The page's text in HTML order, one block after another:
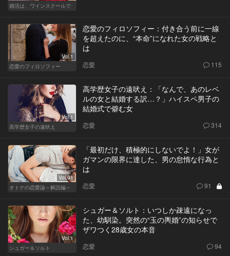
婚活は、ワインスクールで
Vol.1
恋愛のフィロソフィー
恋愛のフィロソフィー：付き合う前に一線
を超えたのに、“本命”になれた女の戦略と
は
恋愛 115
Vol.1
高学歴女子の遠吠え
高学歴女子の遠吠え：「なんで、あのレベ
ルの女と結婚する訳…？」ハイスペ男子の
結婚式で僻む女
恋愛 314
Vol.91
オトナの恋愛論～解説編～
「最初だけ、積極的にしないでよ！」女が
ガマンの限界に達した、男の怠惰な行為と
は
恋愛 91
Vol.1
シュガー＆ソルト
シュガー＆ソルト：いつしか疎遠になっ
た、幼馴染。突然の“玉の輿婚”の知らせで
ザワつく28歳女の本音
恋愛 94